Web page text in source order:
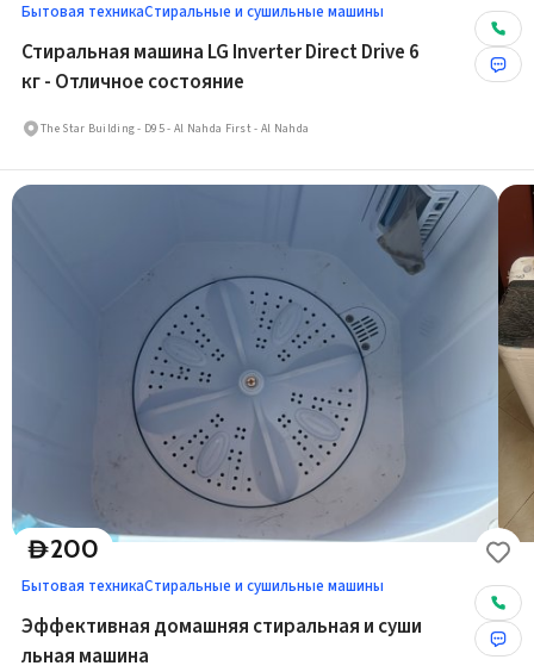
Бытовая техникаСтиральные и сушильные машины
Стиральная машина LG Inverter Direct Drive 6
кг - Отличное состояние
The Star Building - D95 - Al Nahda First - Al Nahda
D200
Бытовая техникаСтиральные и сушильные машины
Эффективная домашняя стиральная и суши
льная машина